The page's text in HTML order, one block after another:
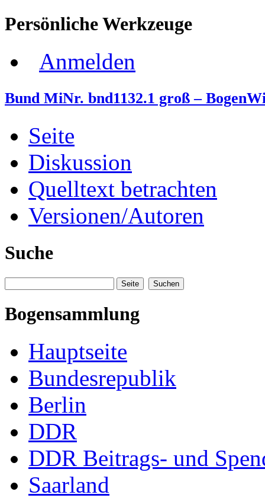
Persönliche Werkzeuge
Anmelden
Bund MiNr. bnd1132.1 groß –
Seite
Diskussion
Quelltext betrachten
Versionen/Autoren
Suche
Bogensammlung
Hauptseite
Bundesrepublik
Berlin
DDR
DDR Beitrags- und
Saarland